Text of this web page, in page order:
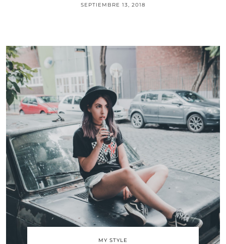
SEPTIEMBRE 13, 2018
MY STYLE